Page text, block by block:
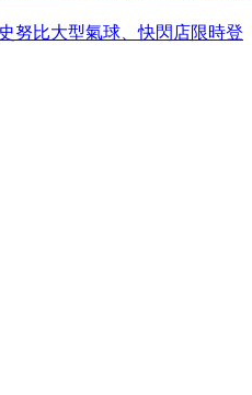
努比大型氣球、快閃店限時登